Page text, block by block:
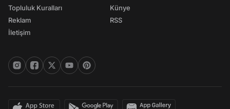
Topluluk Kuralları
Reklam
İletişim
Künye
RSS